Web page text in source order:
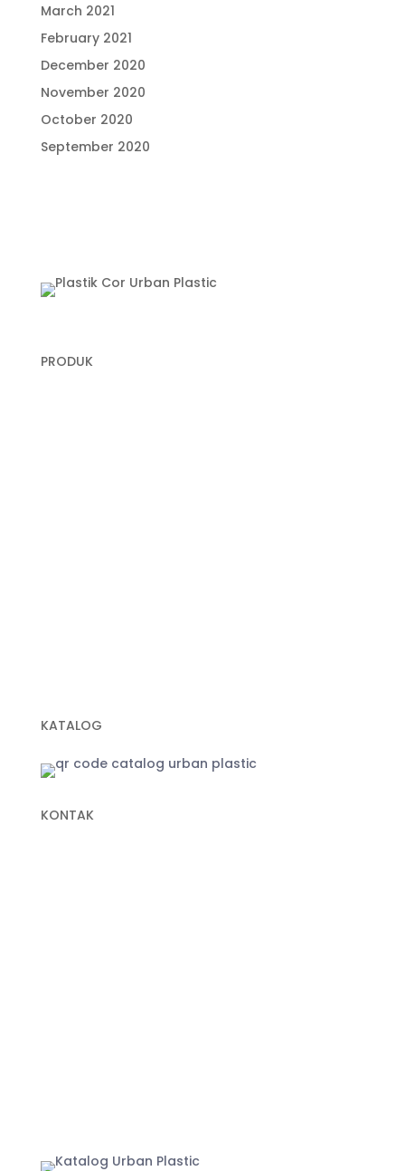
March 2021
February 2021
December 2020
November 2020
October 2020
September 2020
PRODUK
KATALOG
KONTAK